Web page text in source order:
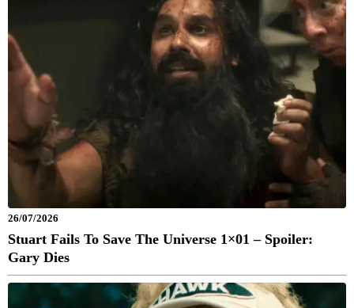
26/07/2026
Stuart Fails To Save The Universe 1×01 – Spoiler:
Gary Dies